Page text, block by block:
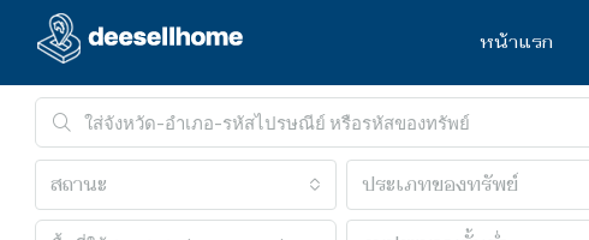
หน้าแรก
สถานะ ประเภทของทรัพย์